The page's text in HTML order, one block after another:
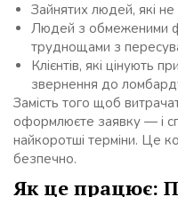
Зайнятих людей, які
Людей з обмеженими
труднощами з
Клієнтів, які цінують
звернення до
Замість того щоб
оформлюєте заявку — і
найкоротші терміни. Це
безпечно.
Як це працює: